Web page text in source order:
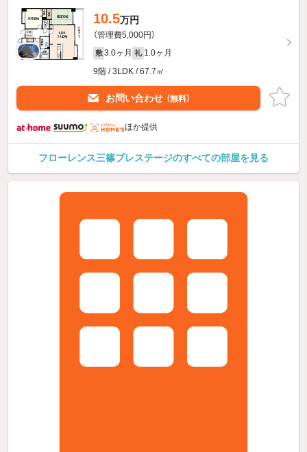
10.5万円
（管理費5,000円）
敷 3.0ヶ月 礼 1.0ヶ月
9階 / 3LDK / 67.7㎡
お問い合わせ （無料）
ほか提供
フローレンス三篠プレステージのすべての部屋を見る